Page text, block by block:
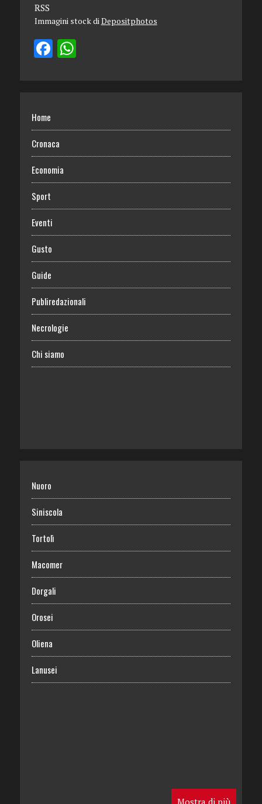
RSS
Immagini stock di Depositphotos
Home
Cronaca
Economia
Sport
Eventi
Gusto
Guide
Publiredazionali
Necrologie
Chi siamo
Nuoro
Siniscola
Tortolì
Macomer
Dorgali
Orosei
Oliena
Lanusei
Mostra di più